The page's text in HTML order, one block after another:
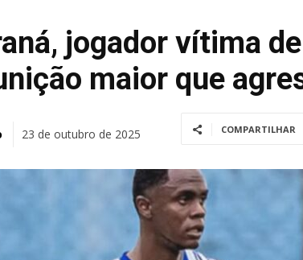
jogador vítima
maior que
23 de outubro de 2025 COMPARTILHAR